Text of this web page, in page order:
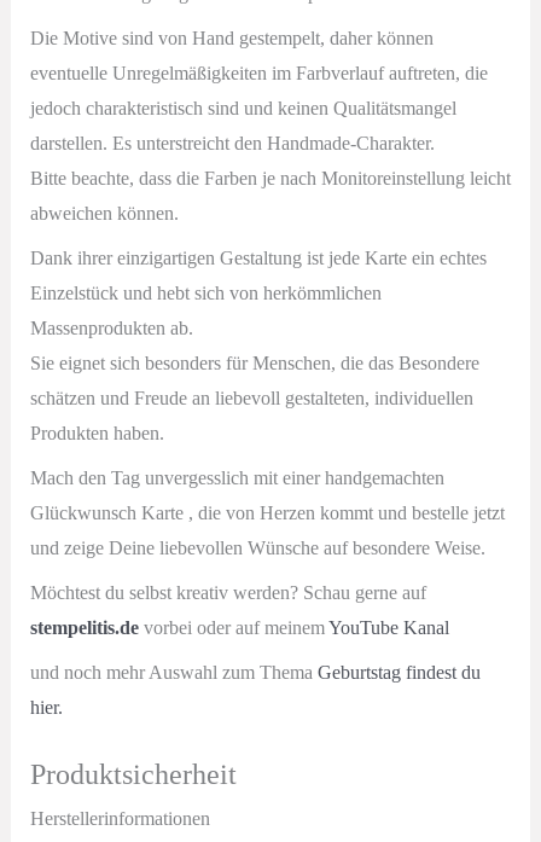
Die Motive sind von Hand gestempelt, daher können
eventuelle Unregelmäßigkeiten im Farbverlauf auftreten, die
jedoch charakteristisch sind und keinen Qualitätsmangel
darstellen. Es unterstreicht den Handmade-Charakter.
Bitte beachte, dass die Farben je nach Monitoreinstellung leicht
abweichen können.
Dank ihrer einzigartigen Gestaltung ist jede Karte ein echtes
Einzelstück und hebt sich von herkömmlichen
Massenprodukten ab.
Sie eignet sich besonders für Menschen, die das Besondere
schätzen und Freude an liebevoll gestalteten, individuellen
Produkten haben.
Mach den Tag unvergesslich mit einer handgemachten
Glückwunsch Karte , die von Herzen kommt und bestelle jetzt
und zeige Deine liebevollen Wünsche auf besondere Weise.
Möchtest du selbst kreativ werden? Schau gerne auf
stempelitis.devorbei oder auf meinemYouTube Kanal
und noch mehr Auswahl zum Thema Geburtstag findest du
hier.
Produktsicherheit
Herstellerinformationen